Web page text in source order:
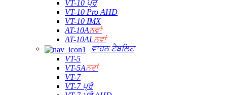
VT-10 ਪ੍ਰੋ
VT-10 Pro AHD
VT-10 IMX
AT-10Aਨਵਾਂ
AT-10ALਨਵਾਂ
ਵਾਹਨ ਟੈਬਲਿਟ
VT-5
VT-5Aਨਵਾਂ
VT-7
VT-7 ਪ੍ਰੋ